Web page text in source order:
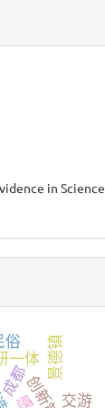
in Science
一体
成都
交游
景德镇
俗